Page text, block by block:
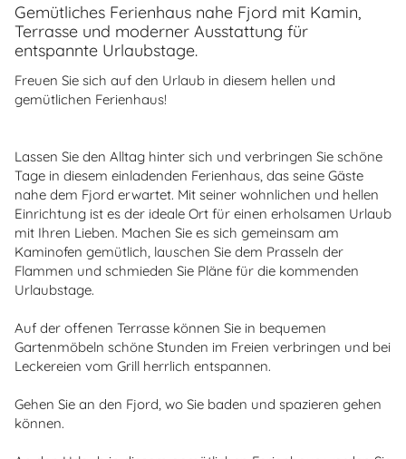
Gemütliches Ferienhaus nahe Fjord mit Kamin,
Terrasse und moderner Ausstattung für
entspannte Urlaubstage.
Freuen Sie sich auf den Urlaub in diesem hellen und
gemütlichen Ferienhaus!
Lassen Sie den Alltag hinter sich und verbringen Sie schöne
Tage in diesem einladenden Ferienhaus, das seine Gäste
nahe dem Fjord erwartet. Mit seiner wohnlichen und hellen
Einrichtung ist es der ideale Ort für einen erholsamen Urlaub
mit Ihren Lieben. Machen Sie es sich gemeinsam am
Kaminofen gemütlich, lauschen Sie dem Prasseln der
Flammen und schmieden Sie Pläne für die kommenden
Urlaubstage.
Auf der offenen Terrasse können Sie in bequemen
Gartenmöbeln schöne Stunden im Freien verbringen und bei
Leckereien vom Grill herrlich entspannen.
Gehen Sie an den Fjord, wo Sie baden und spazieren gehen
können.